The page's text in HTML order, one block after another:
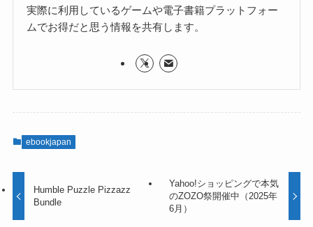
実際に利用しているゲームや電子書籍プラットフォー
ムでお得だと思う情報を共有します。
ebookjapan
Humble Puzzle Pizzazz
Bundle
Yahoo!ショッピングで本気
のZOZO祭開催中（2025年
6月）